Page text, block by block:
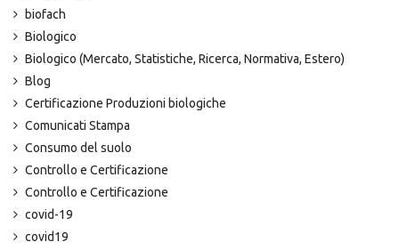
biofach
Biologico
Biologico (Mercato, Statistiche, Ricerca, Normativa, Estero)
Blog
Certificazione Produzioni biologiche
Comunicati Stampa
Consumo del suolo
Controllo e Certificazione
Controllo e Certificazione
covid-19
covid19